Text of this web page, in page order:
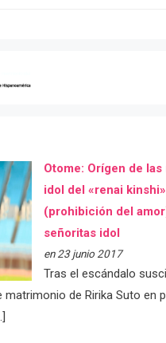
Otome: Orígen de las
idol del «renai kinshi»
(prohibición del
señoritas idol
en 23 junio 2017
Tras el escándalo
matrimonio de Ririka Suto en